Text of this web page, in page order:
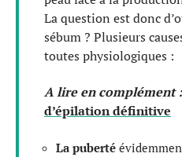
La question est donc
sébum ? Plusieurs
toutes physiologiques :
A lire en complément :
d’épilation définitive
La puberté